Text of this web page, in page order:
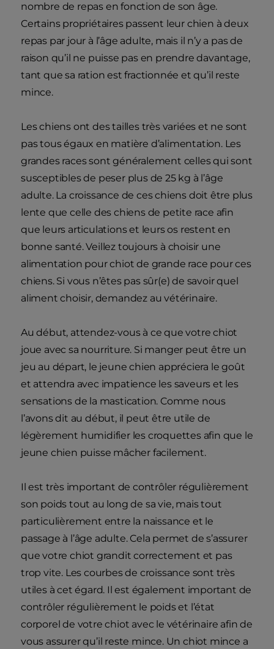
nombre de repas en fonction de son âge.
Certains propriétaires passent leur chien à deux
repas par jour à l’âge adulte, mais il n’y a pas de
raison qu’il ne puisse pas en prendre davantage,
tant que sa ration est fractionnée et qu’il reste
mince.
Les chiens ont des tailles très variées et ne sont
pas tous égaux en matière d’alimentation. Les
grandes races sont généralement celles qui sont
susceptibles de peser plus de 25 kg à l’âge
adulte. La croissance de ces chiens doit être plus
lente que celle des chiens de petite race afin
que leurs articulations et leurs os restent en
bonne santé. Veillez toujours à choisir une
alimentation pour chiot de grande race pour ces
chiens. Si vous n’êtes pas sûr(e) de savoir quel
aliment choisir, demandez au vétérinaire.
Au début, attendez-vous à ce que votre chiot
joue avec sa nourriture. Si manger peut être un
jeu au départ, le jeune chien appréciera le goût
et attendra avec impatience les saveurs et les
sensations de la mastication. Comme nous
l’avons dit au début, il peut être utile de
légèrement humidifier les croquettes afin que le
jeune chien puisse mâcher facilement.
Il est très important de contrôler régulièrement
son poids tout au long de sa vie, mais tout
particulièrement entre la naissance et le
passage à l’âge adulte. Cela permet de s’assurer
que votre chiot grandit correctement et pas
trop vite. Les courbes de croissance sont très
utiles à cet égard. Il est également important de
contrôler régulièrement le poids et l’état
corporel de votre chiot avec le vétérinaire afin de
vous assurer qu’il reste mince. Un chiot mince a